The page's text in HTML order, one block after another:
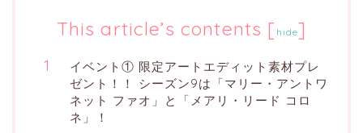
This article’s contents [ hide]
イベント① 限定アートエディット素材プレ
ゼント！！ シーズン9は「マリー・アントワ
ネット ファオ」と「メアリ・リード コロ
ネ」！